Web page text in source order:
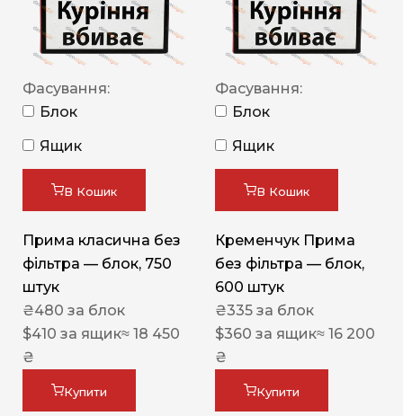
Фасування:
Блок
Ящик
В Кошик
Прима класична без
фільтра — блок, 750
штук
₴480 за блок
$410 за ящик≈ 18 450
₴
Купити
Фасування:
Блок
Ящик
В Кошик
Кременчук Прима
без фільтра — блок,
600 штук
₴335 за блок
$360 за ящик≈ 16 200
₴
Купити